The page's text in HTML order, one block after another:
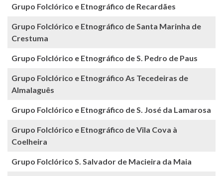
Grupo Folclórico e Etnográfico de Recardães
Grupo Folclórico e Etnográfico de Santa Marinha de
Crestuma
Grupo Folclórico e Etnográfico de S. Pedro de Paus
Grupo Folclórico e Etnográfico As Tecedeiras de
Almalaguês
Grupo Folclórico e Etnográfico de S. José da Lamarosa
Grupo Folclórico e Etnográfico de Vila Cova à
Coelheira
Grupo Folclórico S. Salvador de Macieira da Maia